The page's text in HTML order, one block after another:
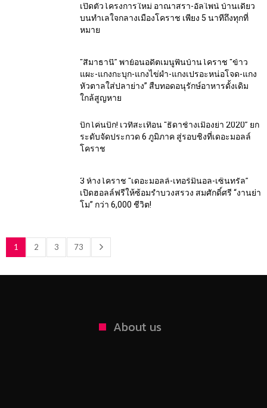
เปิดตัวโครงการใหม่ อาณาสรา-อัลไพน์ บ้านเดี่ยว
บนทำเลใจกลางเมืองโคราช เพียง 5 นาทีถึงทุกที่
หมาย
“สีมาธานี” พาย้อนอดีตเมนูพื้นบ้านโคราช “ข้าว
แผะ-แกงกะบุก-แกงไข่ผำ-แกงเปรอะหน่อโจด-แกง
หัวตาลใส่ปลาย่าง” สืบทอดอนุรักษ์อาหารดั้งเดิม
ใกล้สูญหาย
บิ๊กโค่นบิ๊ก! เวทีสะเทือน “ธิดาช้างเมืองย่า 2020” ยก
ระดับจัดประกวด 6 ภูมิภาค สู่รอบชิงที่เดอะมอลล์
โคราช
3 ห้างโคราช “เดอะมอลล์-เทอร์มินอล-เซ็นทรัล”
เปิดฮอลล์ฟรีให้ซ้อมรำบวงสรวง สมศักดิ์ศรี “งานย่า
โม” กว่า 6,000 ชีวิต!
1 2 3 73
About us